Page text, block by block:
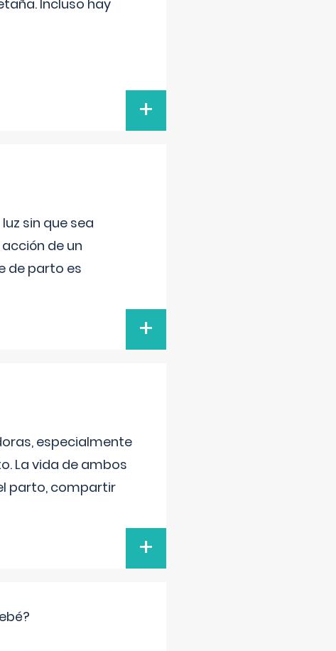
Incluso hay
+
sin que sea
de un
de parto es
+
especialmente
La vida de ambos
parto, compartir
+